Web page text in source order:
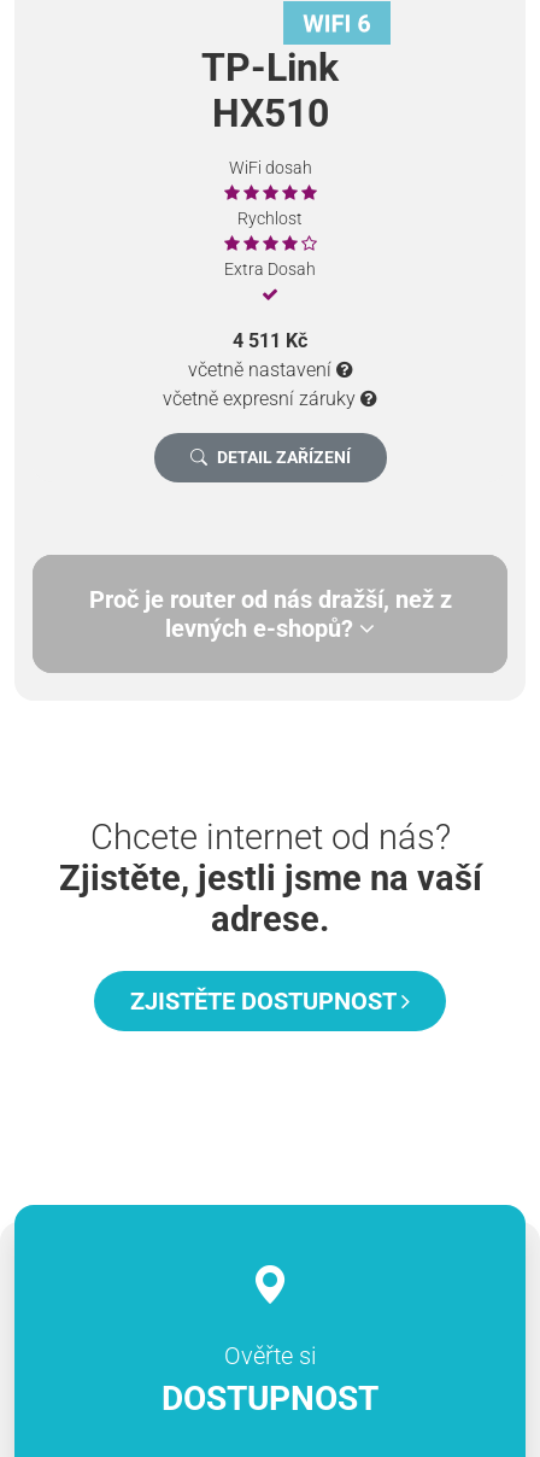
TP-Link
HX510
WiFi dosah
Rychlost
Extra Dosah
4 511 Kč
včetně nastavení
včetně expresní záruky
DETAIL ZAŘÍZENÍ
Proč je router od nás dražší, než z
levných e-shopů?
Chcete internet od nás?
Zjistěte, jestli jsme na vaší
adrese.
ZJISTĚTE DOSTUPNOST
Ověřte si
DOSTUPNOST